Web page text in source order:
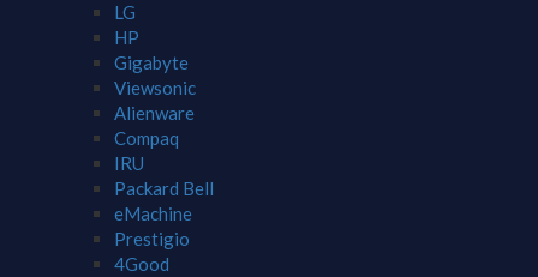
LG
HP
Gigabyte
Viewsonic
Alienware
Compaq
IRU
Packard Bell
eMachine
Prestigio
4Good